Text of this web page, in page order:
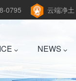
0795 云端净土
NEWS